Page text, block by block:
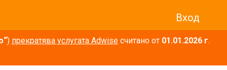
Вход
) прекратява услугата Adwiseсчитано от 01.01.2026 г.